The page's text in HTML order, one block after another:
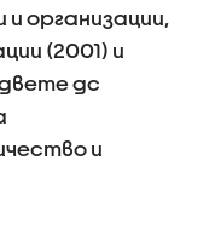
организации,
(2001) и
дс
и